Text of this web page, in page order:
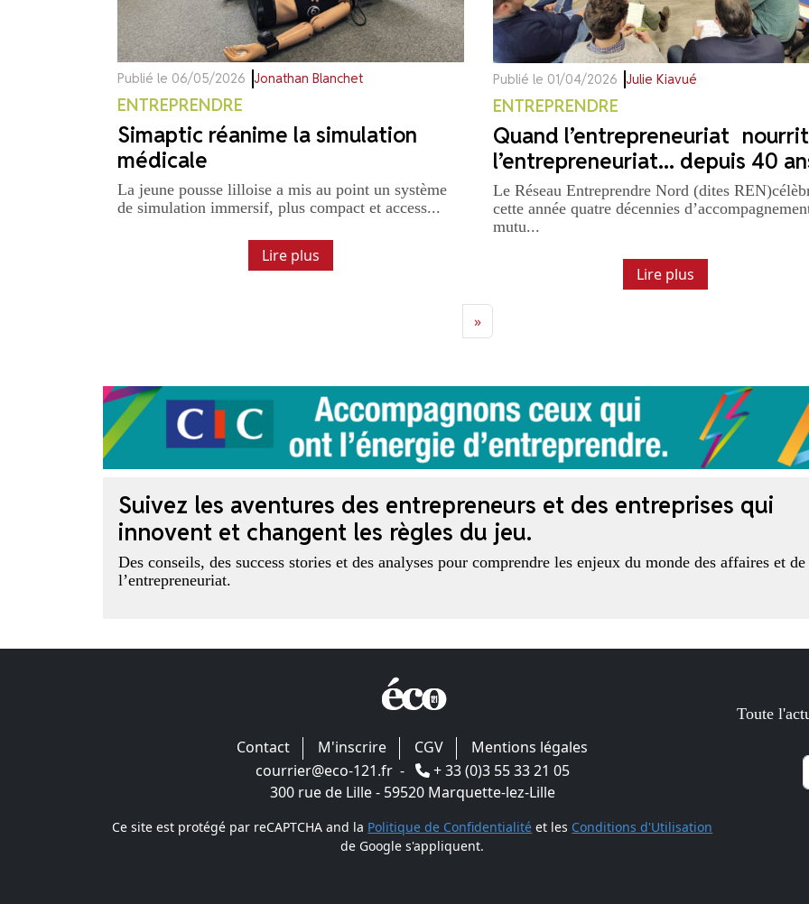
Publié le 06/05/2026 Jonathan Blanchet
ENTREPRENDRE
Simaptic réanime la simulation
médicale
La jeune pousse lilloise a mis au point un système
de simulation immersif, plus compact et access...
Lire plus
Publié le 01/04/2026 Julie Kiavué
ENTREPRENDRE
Quand l’entrepreneuriat nourrit
l’entrepreneuriat... depuis 40
Le Réseau Entreprendre Nord (dites
cette année quatre décennies
mutu...
Lire plus
»
Previous
Suivez les aventures des entrepreneurs et des entreprises qui
innovent et changent les règles du jeu.
Des conseils, des success stories et des analyses pour comprendre les enjeux du monde des affaires et de
l’entrepreneuriat.
Contact M'inscrire CGV
Mentions légales
courrier@eco-121.fr-
+ 33 (0)3 55 33 21 05
300 rue de Lille - 59520 Marquette-lez-Lille
Ce site est protégé par reCAPTCHA and la Politique de Confidentialité et les Conditions d'Utilisation
de Google s'appliquent.
Toute